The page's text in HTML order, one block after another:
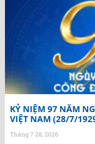
KỶ NIỆM 97 NĂM
VIỆT NAM (28/7/
Tháng 7 28, 2026